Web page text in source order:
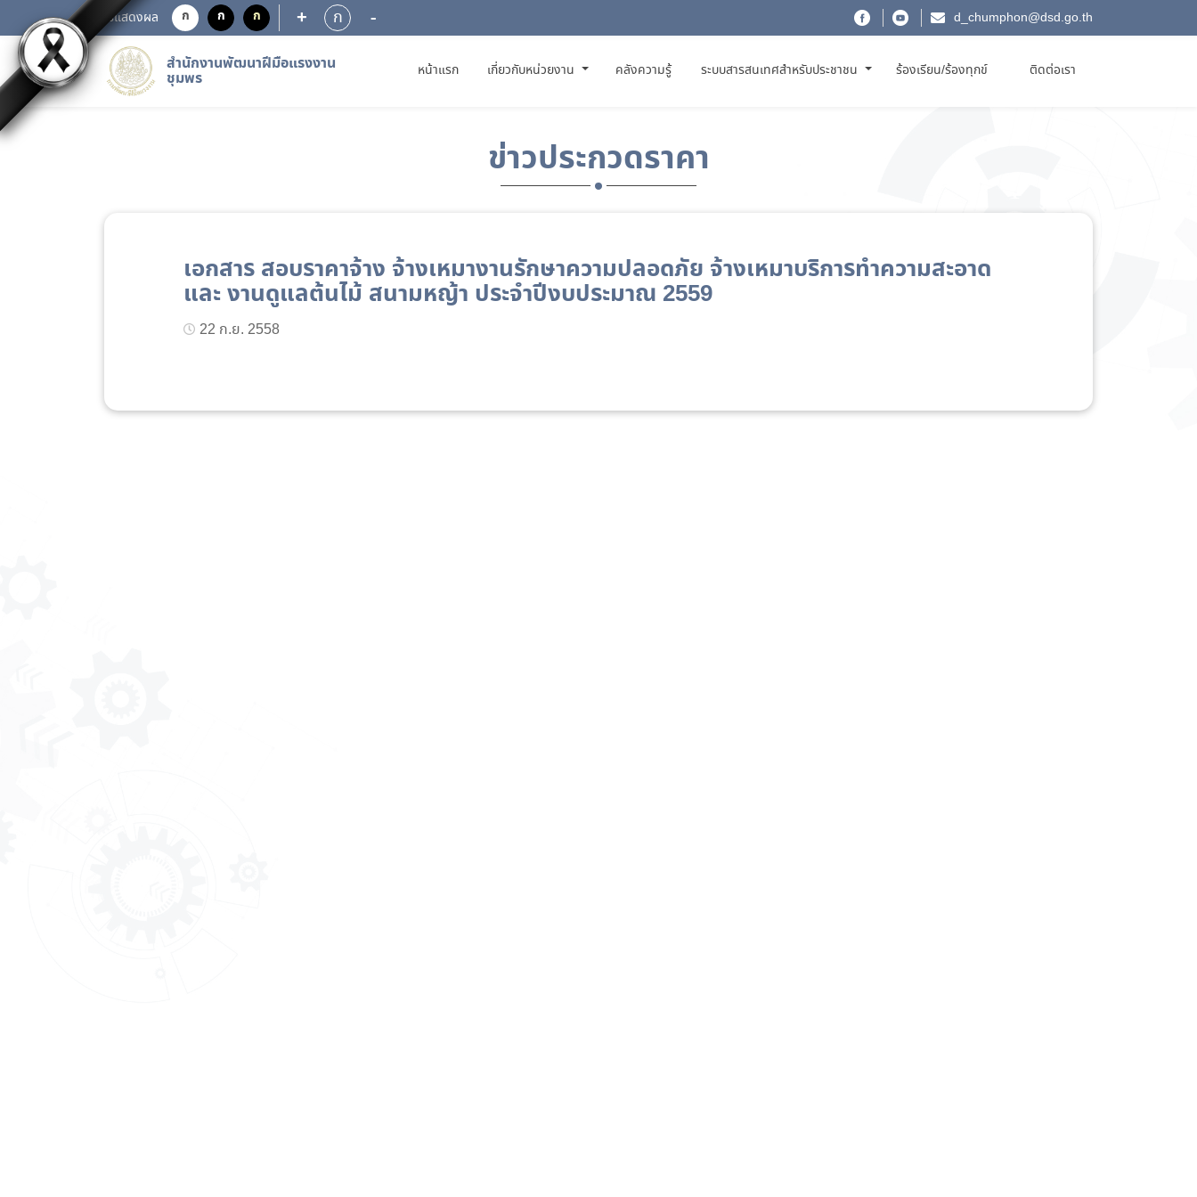
การแสดงผล ก ก ก + ก - d_chumphon@dsd.go.th
สำนักงานพัฒนาฝีมือแรงงาน
ชุมพร หน้าแรก(CURRENT)
เกี่ยวกับหน่วยงาน คลังความรู้ ระบบสารสนเทศสำหรับประชาชน ร้องเรียน/ร้องทุกข์ ติดต่อเรา
ข่าวประกวดราคา
เอกสาร สอบราคาจ้าง จ้างเหมางานรักษาความปลอดภัย จ้างเหมาบริการทำความสะอาด
และ งานดูแลต้นไม้ สนามหญ้า ประจำปีงบประมาณ 2559
22 ก.ย. 2558